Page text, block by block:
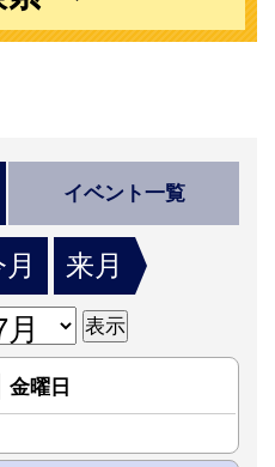
イベント一覧
来月
金曜日